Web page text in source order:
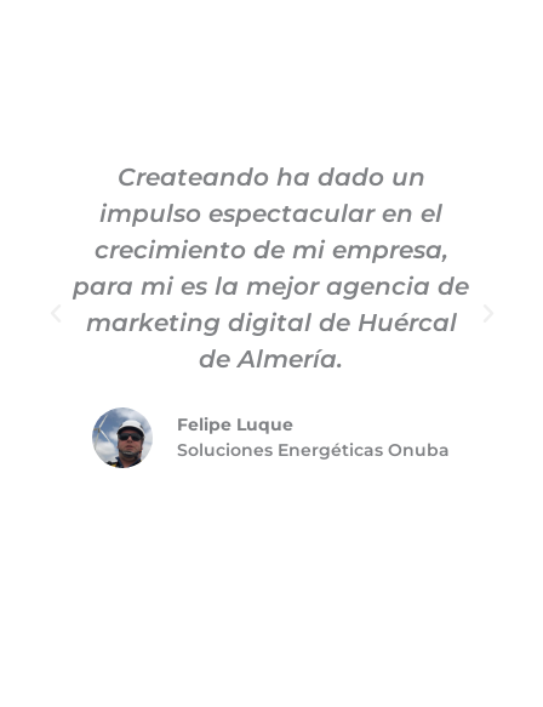
Createando ha dado un
impulso espectacular en el
crecimiento de mi empresa,
para mi es la mejor agencia de
marketing digital de Huércal
de Almería.
Felipe Luque
Soluciones Energéticas Onuba